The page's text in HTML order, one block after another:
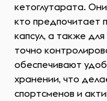
кетоглутарата.
кто предпочитает
капсул, а также
точно
обеспечивают
хранении, что
спортсменов и